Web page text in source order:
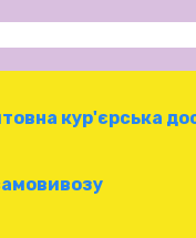
кур'єрська